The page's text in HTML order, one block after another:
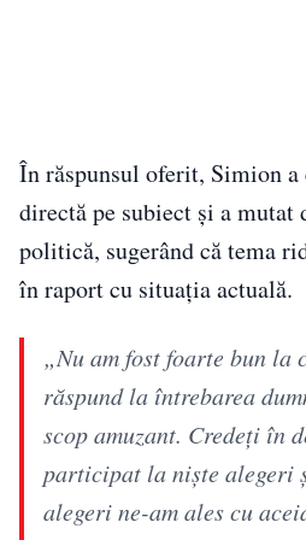
În răspunsul oferit, Simion
directă pe subiect și a mutat
politică, sugerând că tema
în raport cu situația actuală.
„Nu am fost foarte bun la
răspund la întrebarea
scop amuzant. Credeți în
participat la niște alegeri
alegeri ne-am ales cu